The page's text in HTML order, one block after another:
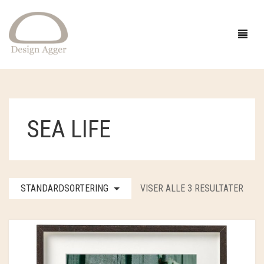
GAVEIDÉER
STRIK
OPSKRIFTER
ACCESSORIES
SMYKKER OG HÅR
BUTIK
EVENTS
SEA LIFE
STANDARDSORTERING VISER ALLE 3 RESULTATER